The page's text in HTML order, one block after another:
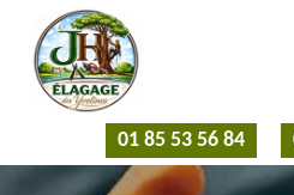
01 85 53 56 84